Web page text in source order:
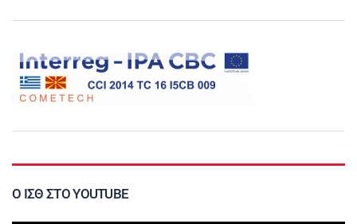
Ο ΙΣΘ ΣΤΟ YOUTUBE